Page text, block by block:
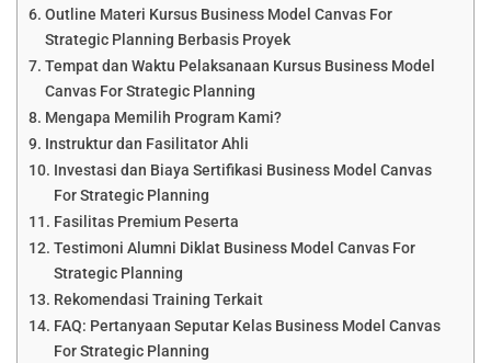
Outline Materi Kursus Business Model Canvas For
Strategic Planning Berbasis Proyek
Tempat dan Waktu Pelaksanaan Kursus Business Model
Canvas For Strategic Planning
Mengapa Memilih Program Kami?
Instruktur dan Fasilitator Ahli
Investasi dan Biaya Sertifikasi Business Model Canvas
For Strategic Planning
Fasilitas Premium Peserta
Testimoni Alumni Diklat Business Model Canvas For
Strategic Planning
Rekomendasi Training Terkait
FAQ: Pertanyaan Seputar Kelas Business Model Canvas
For Strategic Planning